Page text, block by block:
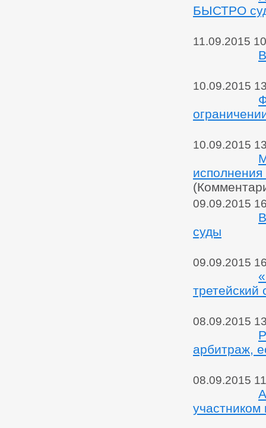
БЫСТРО
11.09.2015
10.09.2015
10.09.2015
09.09.2015
суды
09.09.2015
третейский
08.09.2015
арбитраж,
08.09.2015